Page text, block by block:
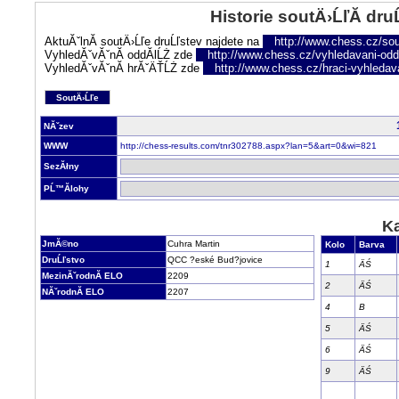
Historie soutÄ›ĹľĂ­
AktuĂˇlnĂ­ soutÄ›Ĺľe druĹľstev najdete na
http://www.chess.cz/
VyhledĂˇvĂˇnĂ­ oddĂ­lĹŻ zde
http://www.chess.cz/vyhledavani-
VyhledĂˇvĂˇnĂ­ hrĂˇÄŤĹŻ zde
http://www.chess.cz/hraci-
SoutÄ›Ĺľe
NĂˇzev
WWW http://chess-results.com/tnr302788.aspx?lan=5&art=0&wi=821
SezĂłny
PĹ™Ă­lohy
JmĂ©no
Cuhra Martin
DruĹľstvo
QCC ?eské Bud?jovice
MezinĂˇrodnĂ­ ELO
2209
NĂˇrodnĂ­ ELO
2207
Kolo
Barva
1
ÄŚ
2 ÄŚ
4 B
5 ÄŚ
6 ÄŚ
9 ÄŚ